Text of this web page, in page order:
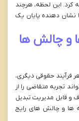
کرد. این لحظه، هرچند
نشان دهنده پایان یک
و چالش ها
فرآیند حقوقی دیگری،
تجربه متقاضی را از
و قابل مدیریت تبدیل
ها و چالش های رایج